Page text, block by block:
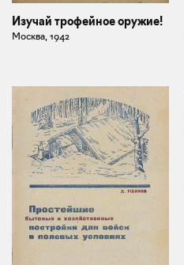
Изучай трофейное оружие!
Москва, 1942